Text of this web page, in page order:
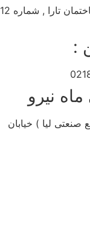
تهران , طالقانی , نبش ملک الشعرای بهار , ساختمان تارا , شماره 12
:
نیرو
, (مجتمع صنعتی لیا ) خیابان